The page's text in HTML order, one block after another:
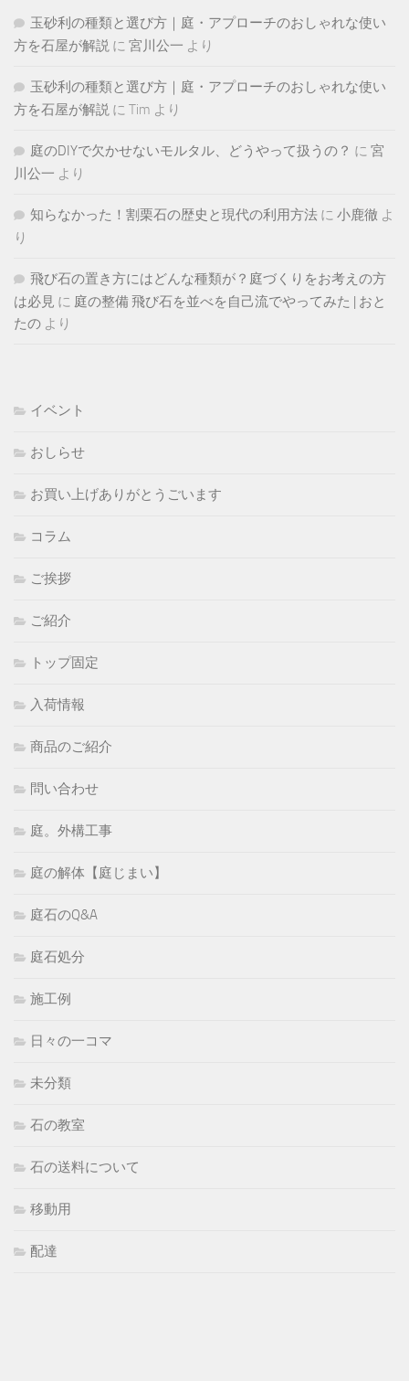
玉砂利の種類と選び方｜庭・アプローチのおしゃれな使い
方を石屋が解説 に 宮川公一 より
玉砂利の種類と選び方｜庭・アプローチのおしゃれな使い
方を石屋が解説 に Tim より
庭のDIYで欠かせないモルタル、どうやって扱うの？ に 宮
川公一 より
知らなかった！割栗石の歴史と現代の利用方法 に 小鹿徹 よ
り
飛び石の置き方にはどんな種類が？庭づくりをお考えの方
は必見 に 庭の整備 飛び石を並べを自己流でやってみた | おと
たの より
イベント
おしらせ
お買い上げありがとうごいます
コラム
ご挨拶
ご紹介
トップ固定
入荷情報
商品のご紹介
問い合わせ
庭。外構工事
庭の解体【庭じまい】
庭石のQ&A
庭石処分
施工例
日々の一コマ
未分類
石の教室
石の送料について
移動用
配達